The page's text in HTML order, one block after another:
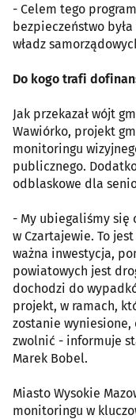
- Celem tego
bezpieczeństwo
władz
Do kogo trafi
Jak przekazał wójt
Wawiórko, projekt
monitoringu
publicznego.
odblaskowe dla
- My ubiegaliśmy się
w Czartajewie. To
ważna inwestycja,
powiatowych jest
dochodzi do
projekt, w ramach,
zostanie
zwolnić - informuje
Marek Bobel.
Miasto Wysokie
monitoringu w